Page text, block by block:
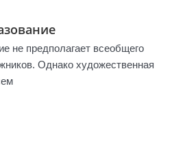
не предполагает всеобщего
Однако художественная